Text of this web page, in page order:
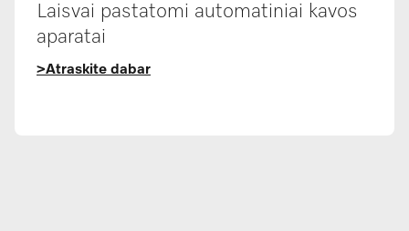
Laisvai pastatomi automatiniai kavos
aparatai
>Atraskite dabar